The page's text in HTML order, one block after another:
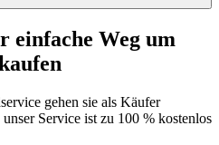
einfache Weg um
gehen sie als Käufer
Service ist zu 100 % kostenlos